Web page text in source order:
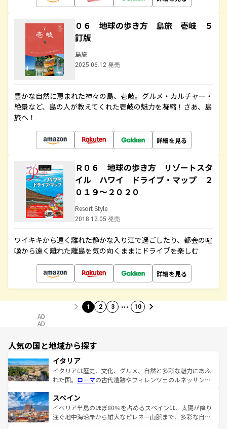
０６ 地球の歩き方 島旅 壱岐 ５
訂版
島旅
2025.06.12 発売
豊かな自然に恵まれた神々の島、壱岐。グルメ・カルチャー・
絶景など、島の人が教えてくれた壱岐の魅力を凝縮！さあ、島
旅へ！
詳細を見る
Ｒ０６ 地球の歩き方 リゾートスタ
イル ハワイ ドライブ・マップ ２
０１９～２０２０
Resort Style
2018.12.05 発売
ワイキキから遠く離れた静かな入り江で過ごしたり、都会の喧
噪から遠く離れた離島を気の向くままにドライブを楽しむ
詳細を見る
1 2 3 … 10
AD
AD
人気の国と地域から探す
イタリア
イタリアは歴史、文化、グルメ、自然と多彩な魅力にあふ
れた国。 ローマの古代遺跡やフィレンツェのルネッサンス
ろん、トスカーナの美しい田園風景やアマルフィ海岸の絶
景など、自然景観も見逃せない。観光の合間には、本場の
ピザやパスタなど、絶品のイタリア料理を堪能することも
スペイン
イベリア半島のほぼ80％を占めるスペインは、太陽が降り
注ぐ地中海沿岸から雄大なピレネー山脈まで、多彩な自然